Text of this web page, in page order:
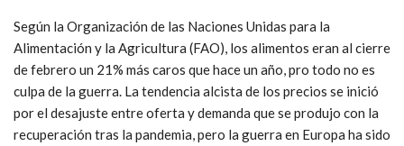
Según la Organización de las Naciones Unidas para la
Alimentación y la Agricultura (FAO), los alimentos eran al cierre
de febrero un 21% más caros que hace un año, pro todo no es
culpa de la guerra. La tendencia alcista de los precios se inició
por el desajuste entre oferta y demanda que se produjo con la
recuperación tras la pandemia, pero la guerra en Europa ha sido